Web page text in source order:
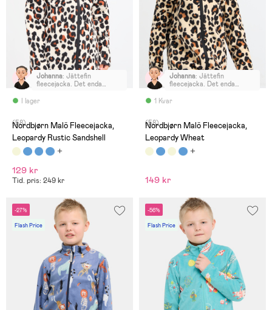
I lager
Johanna: Jättefin
fleecejacka. Det enda
på 79 kronor.
(58)
Nordbjørn Malö Fleecejacka,
Leopardy Rustic Sandshell
129 kr
Tid. pris: 249 kr
1 Kvar
Johanna: Jättefin
fleecejacka. Det enda
på 79 kronor.
(58)
Nordbjørn Malö Fleecejacka,
Leopardy Wheat
149 kr
-27%
Flash Price
-56%
Flash Price